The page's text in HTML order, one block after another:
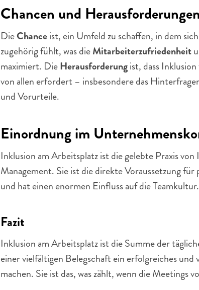
Chancen und Herausforderungen
Die Chance ist, ein Umfeld zu schaffen, in dem
zugehörig fühlt, was die Mitarbeiterzufriedenheit
maximiert. Die Herausforderung ist, dass
von allen erfordert – insbesondere das
und Vorurteile.
Einordnung im
Inklusion am Arbeitsplatz ist die gelebte Praxis
Management. Sie ist die direkte Voraussetzung
und hat einen enormen Einfluss auf die Teamkultur.
Fazit
Inklusion am Arbeitsplatz ist die Summe der
einer vielfältigen Belegschaft ein erfolgreiches und
machen. Sie ist das, was zählt, wenn die Meetings